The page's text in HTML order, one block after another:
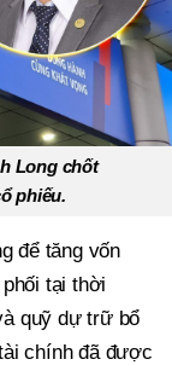
Long chốt
phiếu.
để tăng vốn
tại thời
quỹ dự trữ bổ
chính đã được